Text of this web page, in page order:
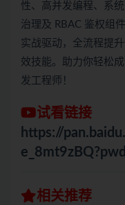
性、高并发编程、系
治理及 RBAC 鉴权组
实战驱动，全流程提
效技能。助力你轻松
发工程师！
试看链接
https://
相关推荐